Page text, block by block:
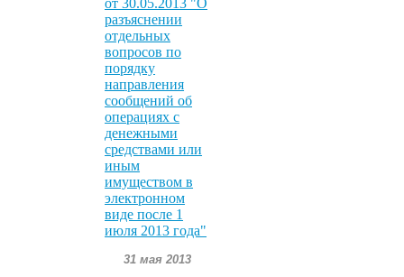
от 30.05.2013 "О
разъяснении
отдельных
вопросов по
порядку
направления
сообщений об
операциях с
денежными
средствами или
иным
имуществом в
электронном
виде после 1
июля 2013 года"
31 мая 2013